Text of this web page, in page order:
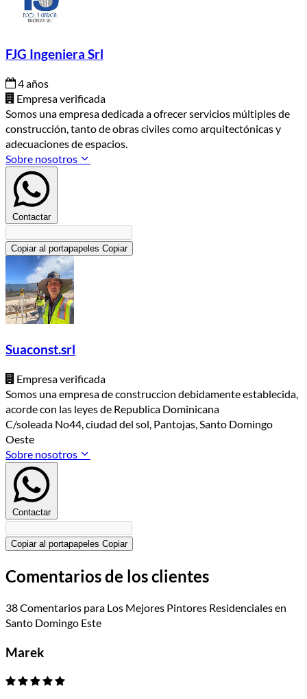
FJG Ingeniera Srl
4 años
Empresa verificada
Somos una empresa dedicada a ofrecer servicios múltiples de
construcción, tanto de obras civiles como arquitectónicas y
adecuaciones de espacios.
Sobre nosotros
Contactar
Copiar al portapapeles Copiar
Suaconst.srl
Empresa verificada
Somos una empresa de construccion debidamente establecida,
acorde con las leyes de Republica Dominicana
C/soleada No44, ciudad del sol, Pantojas, Santo Domingo
Oeste
Sobre nosotros
Contactar
Copiar al portapapeles Copiar
Comentarios de los clientes
38 Comentarios para Los Mejores Pintores Residenciales en
Santo Domingo Este
Marek